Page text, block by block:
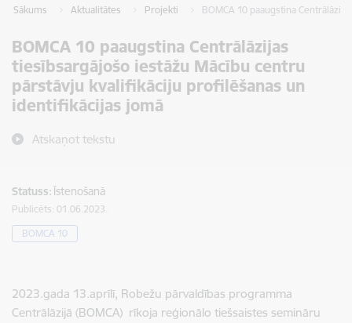
Sākums Aktualitātes Projekti BOMCA 10 paaugstina
BOMCA 10 paaugstina Centrālāzijas
tiesībsargājošo iestāžu Mācību centru
pārstāvju kvalifikāciju profilēšanas un
identifikācijas jomā
Atskaņot tekstu
Statuss:Īstenošanā
Publicēts: 01.06.2023.
BOMCA 10
2023.gada 13.aprīlī, Robežu pārvaldības programma
Centrālāzijā (BOMCA) rīkoja reģionālo tiešsaistes semināru